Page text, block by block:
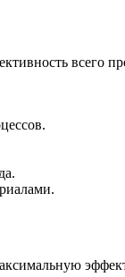
всего